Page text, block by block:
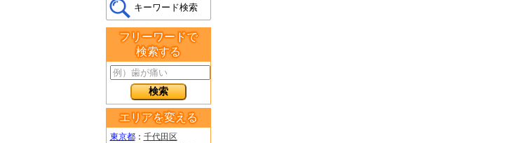
キーワード検索
フリーワードで
検索する
エリアを変える
東京都： 千代田区